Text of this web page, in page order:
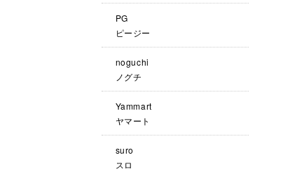
PG
ピージー
noguchi
ノグチ
Yammart
ヤマート
suro
スロ